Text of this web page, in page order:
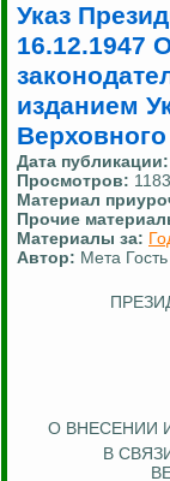
Указ
16.12.1947
изданием
Дата публикации:
Просмотров: 1183
Материал
Прочие
Материалы за:
Автор: Мета Гость
О ВНЕСЕНИИ
В